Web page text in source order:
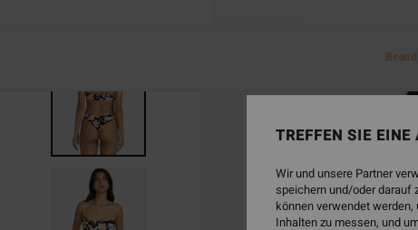
TREFFEN SIE EINE
Wir und unsere Partner
speichern und/oder darauf
können verwendet
Inhalten zu messen, und